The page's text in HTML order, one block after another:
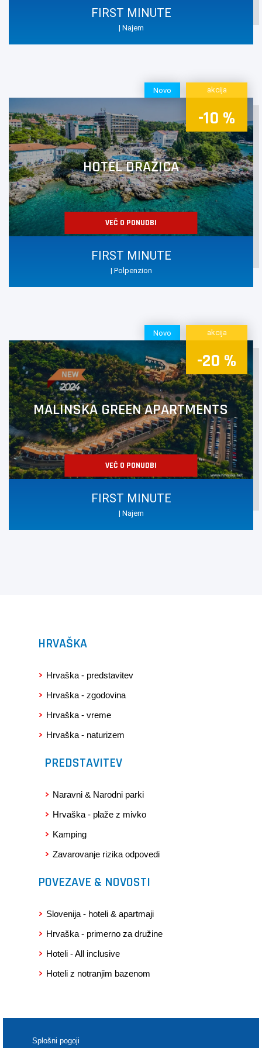
- Saplunara - otok Mljet (prodnato-peščena)
- Orebič (prodnato-peščena)
Seveda je na Hrvaškem še precej drugih plaž, ki pa smo jih
FIRST MINUTE
| Najem
Novo akcija
-10 %
HOTEL DRAŽICA
VEČ O PONUDBI
FIRST MINUTE
| Polpenzion
Novo akcija
-20 %
MALINSKA GREEN APARTMENTS
VEČ O PONUDBI
FIRST MINUTE
| Najem
HRVAŠKA
Hrvaška - predstavitev
Hrvaška - zgodovina
Hrvaška - vreme
Hrvaška - naturizem
PREDSTAVITEV
Naravni & Narodni parki
Hrvaška - plaže z mivko
Kamping
Zavarovanje rizika odpovedi
POVEZAVE & NOVOSTI
Slovenija - hoteli & apartmaji
Hrvaška - primerno za družine
Hoteli - All inclusive
Hoteli z notranjim bazenom
Splošni pogoji